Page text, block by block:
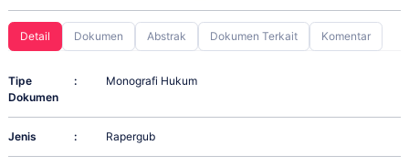
Detail Dokumen Abstrak Dokumen Terkait Komentar
Tipe
Dokumen
: Monografi Hukum
Jenis : Rapergub